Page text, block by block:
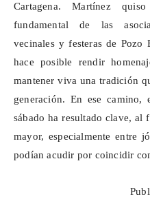
Cartagena. Martínez
fundamental de las
vecinales y festeras de Pozo
hace posible rendir
mantener viva una tradición
generación. En ese
sábado ha resultado clave,
mayor, especialmente entre
podían acudir por coincidir